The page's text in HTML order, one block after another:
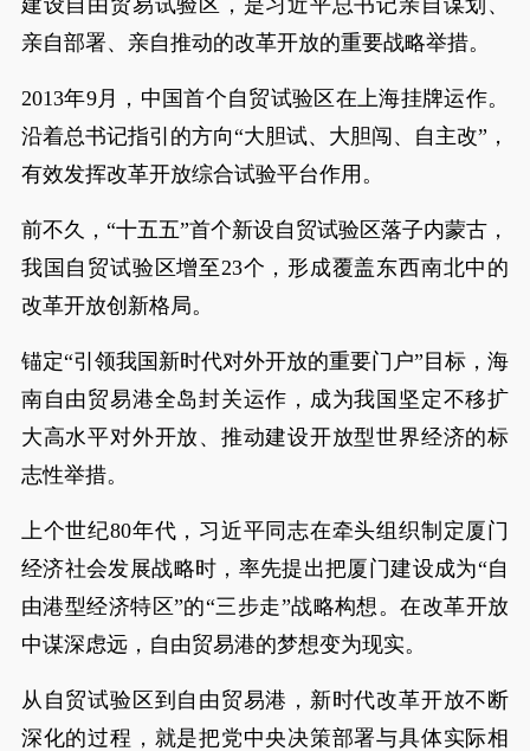
亲自部署、亲自推动的改革开放的重要战略举措。
2013年9月，中国首个自贸试验区在上海挂牌运作。
沿着总书记指引的方向“大胆试、大胆闯、自主改”，
有效发挥改革开放综合试验平台作用。
前不久，“十五五”首个新设自贸试验区落子内蒙古，
我国自贸试验区增至23个，形成覆盖东西南北中的
改革开放创新格局。
锚定“引领我国新时代对外开放的重要门户”目标，海
南自由贸易港全岛封关运作，成为我国坚定不移扩
大高水平对外开放、推动建设开放型世界经济的标
志性举措。
上个世纪80年代，习近平同志在牵头组织制定厦门
经济社会发展战略时，率先提出把厦门建设成为“自
由港型经济特区”的“三步走”战略构想。在改革开放
中谋深虑远，自由贸易港的梦想变为现实。
从自贸试验区到自由贸易港，新时代改革开放不断
深化的过程，就是把党中央决策部署与具体实际相